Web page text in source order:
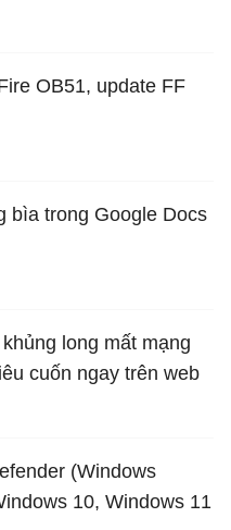
OB51, update FF
bìa trong Google Docs
long mất mạng
cuốn ngay trên web
(Windows
10, Windows 11